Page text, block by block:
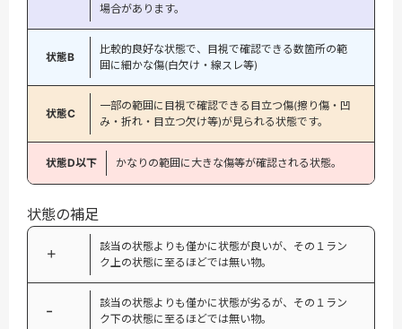
場合があります。
状態B
比較的良好な状態で、目視で確認できる数箇所の範
囲に細かな傷(白欠け・線スレ等)
状態C
一部の範囲に目視で確認できる目立つ傷(擦り傷・凹
み・折れ・目立つ欠け等)が見られる状態です。
状態D以下 かなりの範囲に大きな傷等が確認される状態。
状態の補足
＋
該当の状態よりも僅かに状態が良いが、その１ラン
ク上の状態に至るほどでは無い物。
−
該当の状態よりも僅かに状態が劣るが、その１ラン
ク下の状態に至るほどでは無い物。